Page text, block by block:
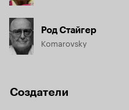
Род Стайгер
Komarovsky
Создатели